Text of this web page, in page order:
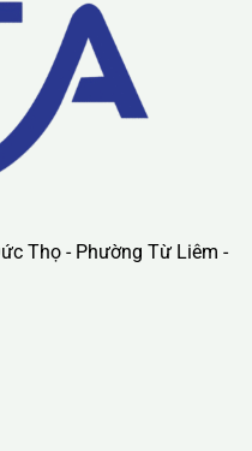
dụng chương trình khuyến
trị lớn nhất.